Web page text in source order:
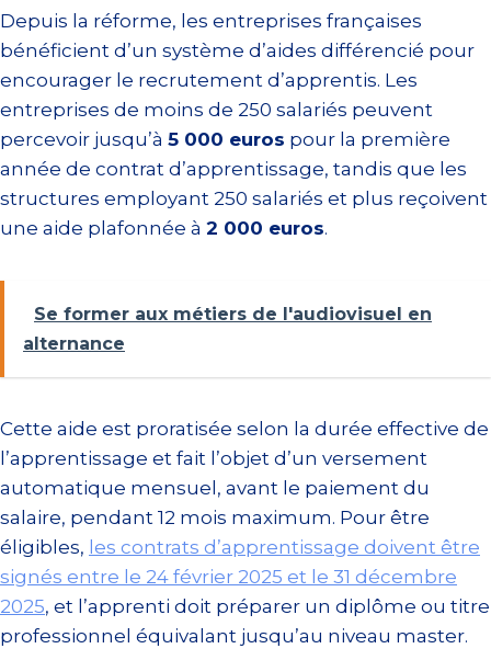
Depuis la réforme, les entreprises françaises
bénéficient d’un système d’aides différencié pour
encourager le recrutement d’apprentis. Les
entreprises de moins de 250 salariés peuvent
percevoir jusqu’à 5 000 euros pour la première
année de contrat d’apprentissage, tandis que les
structures employant 250 salariés et plus reçoivent
une aide plafonnée à 2 000 euros.
Se former aux métiers de l'audiovisuel en
alternance
Cette aide est proratisée selon la durée effective de
l’apprentissage et fait l’objet d’un versement
automatique mensuel, avant le paiement du
salaire, pendant 12 mois maximum. Pour être
éligibles, les contrats d’apprentissage doivent être
signés entre le 24 février 2025 et le 31 décembre
2025, et l’apprenti doit préparer un diplôme ou titre
professionnel équivalant jusqu’au niveau master.